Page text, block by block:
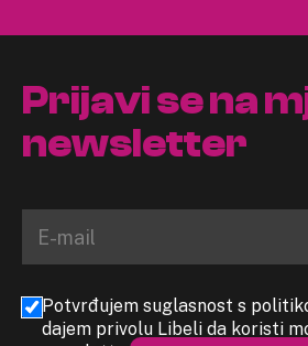
Prijavi se na
newsletter
Potvrđujem suglasnost s
dajem privolu Libeli da koristi